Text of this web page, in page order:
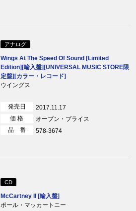
アナログ
Wings At The Speed Of Sound [Limited
Edition][輸入盤][UNIVERSAL MUSIC STORE限
定盤][カラー・レコード]
ウイングス
発売日
2017.11.17
価 格
オープン・プライス
品 番
578-3674
CD
McCartney II [輸入盤]
ポール・マッカートニー